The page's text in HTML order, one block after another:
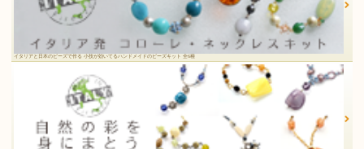
イタリアと日本のビーズで作る 小技が効いてるハンドメイドのビーズキット 全6種